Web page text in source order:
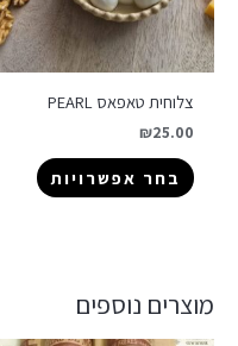
צלוחית טאפאס PEARL
₪25.00
בחר אפשרויות
מוצרים נוספים